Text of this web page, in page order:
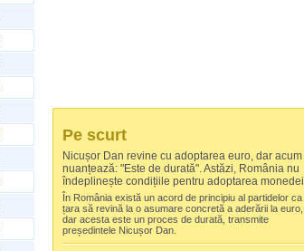
Pe scurt
Nicușor Dan revine cu adoptarea euro, dar acum
nuanțează: "Este de durată". Astăzi, România nu
îndeplinește condițiile pentru adoptarea monedei
În România există un acord de principiu al partidelor ca
țara să revină la o asumare concretă a aderării la euro,
dar acesta este un proces de durată, transmite
președintele Nicușor Dan.